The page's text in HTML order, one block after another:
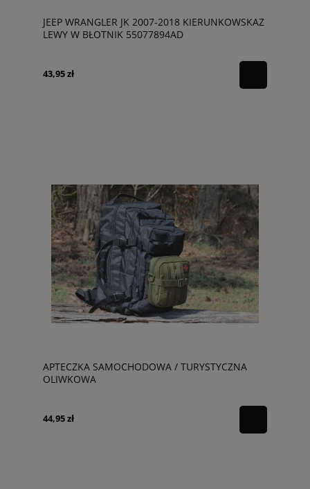
JEEP WRANGLER JK 2007-2018 KIERUNKOWSKAZ
LEWY W BŁOTNIK 55077894AD
43,95 zł
APTECZKA SAMOCHODOWA / TURYSTYCZNA
OLIWKOWA
44,95 zł